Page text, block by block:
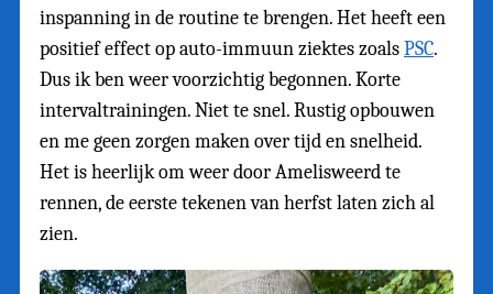
inspanning in de routine te brengen. Het heeft een
positief effect op auto-immuun ziektes zoalsPSC.
Dus ik ben weer voorzichtig begonnen. Korte
intervaltrainingen. Niet te snel. Rustig opbouwen
en me geen zorgen maken over tijd en snelheid.
Het is heerlijk om weer door Amelisweerd te
rennen, de eerste tekenen van herfst laten zich al
zien.